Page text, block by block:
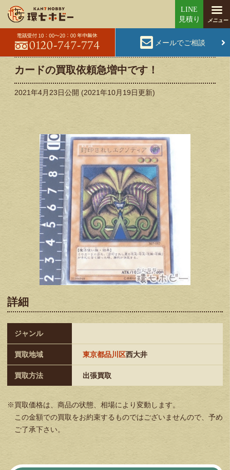
メールでご相談
カードの買取依頼急増中です！
2021年4月23日公開 (2021年10月19日更新)
詳細
ジャンル
買取地域 東京都品川区西大井
買取方法 出張買取
※買取価格は、商品の状態、相場により変動します。
この金額での買取をお約束するものではございませんので、予め
ご了承下さい。